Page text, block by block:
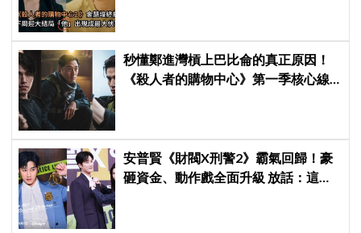
秒懂鄭進灣槓上巴比侖的真正原因！
《殺人者的購物中心》第一季核心線
安普賢《財閥X刑警2》霸氣回歸！豪
砸資金、動作戲全面升級 放話：這次